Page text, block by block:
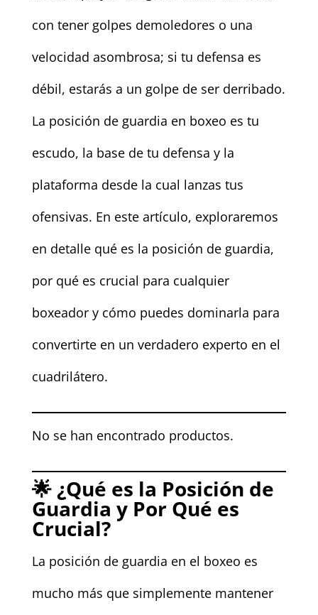
con tener golpes demoledores o una
velocidad asombrosa; si tu defensa es
débil, estarás a un golpe de ser derribado.
La posición de guardia en boxeo es tu
escudo, la base de tu defensa y la
plataforma desde la cual lanzas tus
ofensivas. En este artículo, exploraremos
en detalle qué es la posición de guardia,
por qué es crucial para cualquier
boxeador y cómo puedes dominarla para
convertirte en un verdadero experto en el
cuadrilátero.
No se han encontrado productos.
🌟 ¿Qué es la Posición de
Guardia y Por Qué es
Crucial?
La posición de guardia en el boxeo es
mucho más que simplemente mantener